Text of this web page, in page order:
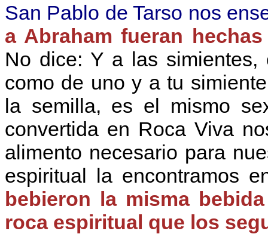
San Pablo de Tarso nos
a Abraham fueran
No dice: Y a las
como de uno y a tu
la semilla, es el mismo
convertida en Roca Viva
alimento necesario para
espiritual la encontramos
bebieron la misma
roca espiritual que los